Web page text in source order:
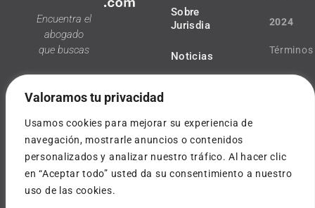
Valoramos tu privacidad
Usamos cookies para mejorar su experiencia de
navegación, mostrarle anuncios o contenidos
personalizados y analizar nuestro tráfico. Al hacer clic
en “Aceptar todo” usted da su consentimiento a nuestro
uso de las cookies.
Encuentra el
abogado
que buscas
Sobre
Jurisdia
Noticias
¿Tienes
dudas?
2024
Términos
y
de